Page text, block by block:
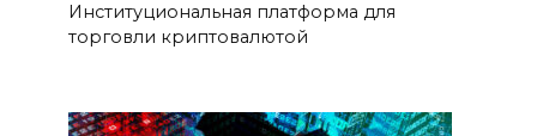
Институциональная платформа для
торговли криптовалютой